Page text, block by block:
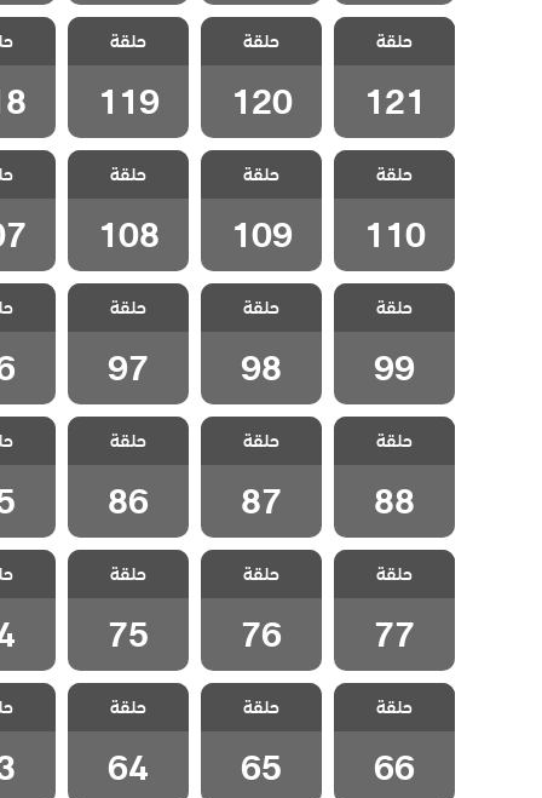
مسلسل جبل
جونول الحلقة
121
حلقة
121
مسلسل جبل
جونول الحلقة
120
حلقة
120
مسلسل جبل
جونول الحلقة
119
حلقة
119
مسلسل جبل
جونول الحلقة
110
حلقة
110
مسلسل جبل
جونول الحلقة
109
حلقة
109
مسلسل جبل
جونول الحلقة
108
حلقة
108
مسلسل جبل
جونول الحلقة
99
حلقة
99
مسلسل جبل
جونول الحلقة
98
حلقة
98
مسلسل جبل
جونول الحلقة
97
حلقة
97
مسلسل جبل
جونول الحلقة
88
حلقة
88
مسلسل جبل
جونول الحلقة
87
حلقة
87
مسلسل جبل
جونول الحلقة
86
حلقة
86
مسلسل جبل
جونول الحلقة
77
حلقة
77
مسلسل جبل
جونول الحلقة
76
حلقة
76
مسلسل جبل
جونول الحلقة
75
حلقة
75
مسلسل جبل
جونول الحلقة
66
حلقة
66
مسلسل جبل
جونول الحلقة
65
حلقة
65
مسلسل جبل
جونول الحلقة
64
حلقة
64